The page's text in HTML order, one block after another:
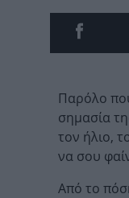
Παρόλο
σημασία
τον ήλιο,
να σου
Από το